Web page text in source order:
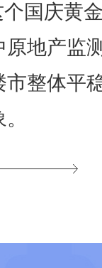
个国庆黄
地产监
整体平